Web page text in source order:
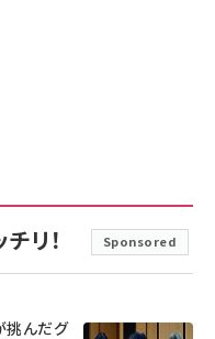
リ！ Sponsored
挑んだグ